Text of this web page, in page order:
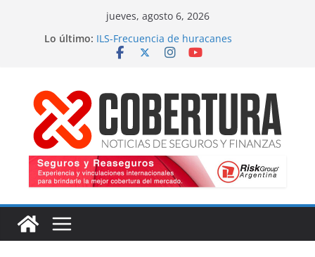
jueves, agosto 6, 2026
Lo último: ILS-Frecuencia de huracanes
Seguro marítimo-Presiones cruzadas
Fitch-Impulso a la innovación